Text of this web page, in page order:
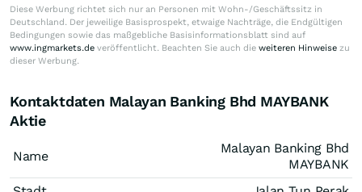
Diese Werbung richtet sich nur an Personen mit Wohn-/Geschäftssitz in
Deutschland. Der jeweilige Basisprospekt, etwaige Nachträge, die Endgültigen
Bedingungen sowie das maßgebliche Basisinformationsblatt sind auf
www.ingmarkets.de veröffentlicht. Beachten Sie auch die weiteren Hinweise zu
dieser Werbung.
Kontaktdaten Malayan Banking Bhd MAYBANK
Aktie
Name
Malayan Banking Bhd
MAYBANK